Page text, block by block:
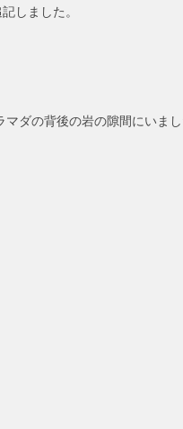
しました。
ダの背後の岩の隙間にいま